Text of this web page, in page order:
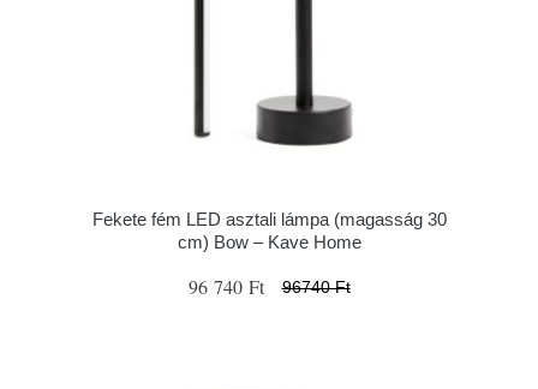
Fekete fém LED asztali lámpa (magasság 30
cm) Bow – Kave Home
96 740 Ft 96740 Ft